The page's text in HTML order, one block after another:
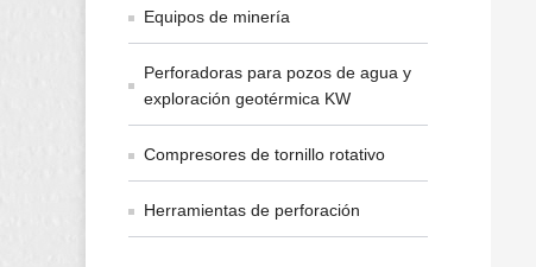
Equipos de minería
Perforadoras para pozos de agua y
exploración geotérmica KW
Compresores de tornillo rotativo
Herramientas de perforación